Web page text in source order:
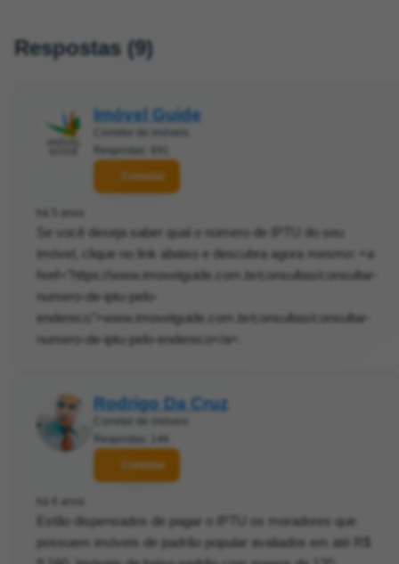
Respostas (9)
Imóvel Guide
Corretor de imóveis
Respostas: 691
Contatar
há 5 anos
Se você deseja saber qual o número de IPTU do seu
imóvel, clique no link abaixo e descubra agora mesmo: <a
href="https://www.imovelguide.com.br/consultas/consultar-
numero-de-iptu-pelo-
endereco">www.imovelguide.com.br/consultas/consultar-
numero-de-iptu-pelo-endereco</a>.
Rodrigo Da Cruz
Corretor de imóveis
Respostas: 146
Contatar
há 6 anos
Estão dispensados de pagar o IPTU os moradores que
possuem imóveis de padrão popular avaliados em até R$